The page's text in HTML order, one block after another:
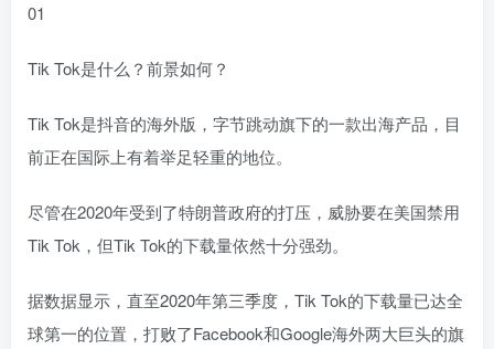
01
Tik Tok是什么？前景如何？
Tik Tok是抖音的海外版，字节跳动旗下的一款出海产品，目
前正在国际上有着举足轻重的地位。
尽管在2020年受到了特朗普政府的打压，威胁要在美国禁用
Tik Tok，但Tik Tok的下载量依然十分强劲。
据数据显示，直至2020年第三季度，Tik Tok的下载量已达全
球第一的位置，打败了Facebook和Google海外两大巨头的旗